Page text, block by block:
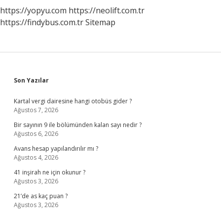
https://yopyu.com https://neolift.com.tr
https://findybus.com.trSitemap
Sidebar
Son Yazılar
Kartal vergi dairesine hangi otobüs gider ?
Ağustos 7, 2026
Bir sayının 9 ile bölümünden kalan sayı nedir ?
Ağustos 6, 2026
Avans hesap yapılandırılır mı ?
Ağustos 4, 2026
41 inşirah ne için okunur ?
Ağustos 3, 2026
21’de as kaç puan ?
Ağustos 3, 2026